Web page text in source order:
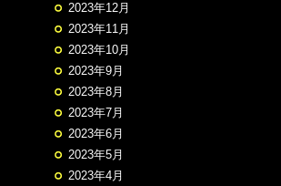
2023年12月
2023年11月
2023年10月
2023年9月
2023年8月
2023年7月
2023年6月
2023年5月
2023年4月